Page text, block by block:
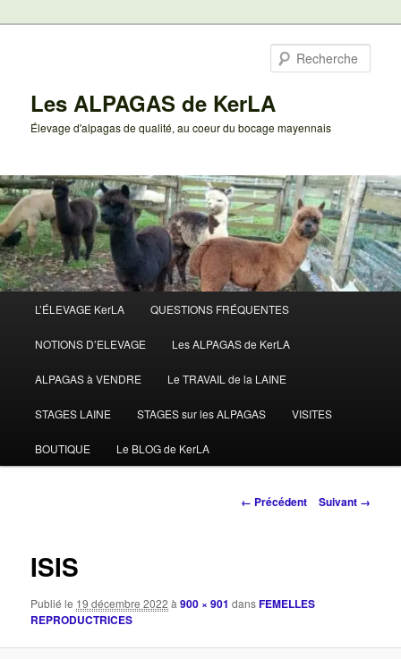
Les ALPAGAS de KerLA
Élevage d'alpagas de qualité, au coeur du bocage mayennais
principal
L’ÉLEVAGE KerLA QUESTIONS FRÉQUENTES
NOTIONS D’ELEVAGE Les ALPAGAS de KerLA
ALPAGAS à VENDRE Le TRAVAIL de la LAINE
STAGES LAINE STAGES sur les ALPAGAS VISITES
BOUTIQUE Le BLOG de KerLA
Navigation
← Précédent Suivant →
ISIS
Publié le 19 décembre 2022 à900 × 901 dansFEMELLES
REPRODUCTRICES